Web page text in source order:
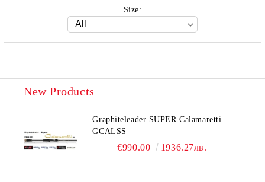
Size:
New Products
Graphiteleader SUPER Calamaretti
GCALSS
€990.00 1936.27лв.